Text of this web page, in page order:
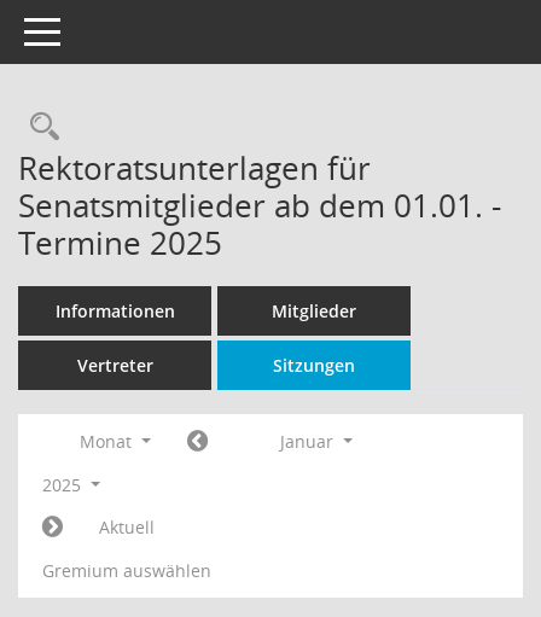
Toggle navigation
Rechercheauswahl
Rektoratsunterlagen für
Senatsmitglieder ab dem 01.01. -
Termine 2025
Informationen Mitglieder
Vertreter Sitzungen
Monat
Januar
2025
Aktuell
Gremium auswählen